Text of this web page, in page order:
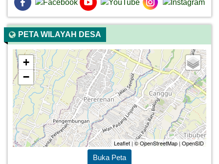
PETA WILAYAH DESA
+
−
Leaflet|© OpenStreetMap |OpenSID
Buka Peta